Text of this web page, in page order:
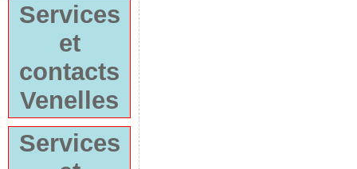
Services
et
contacts
Venelles
Services